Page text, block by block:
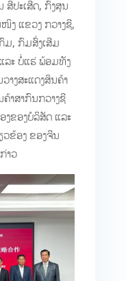
ສີ​ປະເສີດ, ກົງ​ສຸນ​
ງ ແຂວງ ກວາງຊີ,
, ກົມສົ່ງເສີມ
ແລະ ບໍ່​ແຮ່ ພ້ອມ​ທັງ​
າງສະ​ແດງ​ສິນຄ້າ​
າ​ສາກົນ​ກວາງຊີ​
ຂອງ​ບໍລິສັດ ​ແລະ
ຂ້ອງ ຂອງ​ຈີນ​
າວ